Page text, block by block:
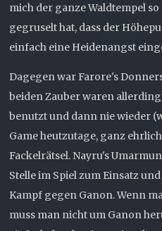
mich der ganze Waldtempel
gegruselt hat, dass der
einfach eine Heidenangst
Dagegen war Farore's
beiden Zauber waren
benutzt und dann nie wieder
Game heutzutage, ganz
Fackelrätsel. Nayru's
Stelle im Spiel zum Einsatz
Kampf gegen Ganon. Wenn
muss man nicht um Ganon